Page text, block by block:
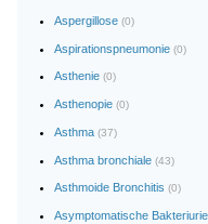
Aspergillose (0)
Aspirationspneumonie (0)
Asthenie (0)
Asthenopie (0)
Asthma (37)
Asthma bronchiale (43)
Asthmoide Bronchitis (0)
Asymptomatische Bakteriurie